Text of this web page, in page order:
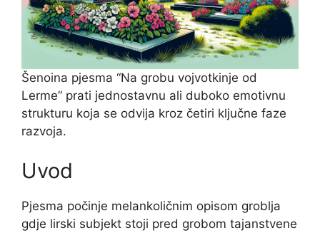
Šenoina pjesma “Na grobu vojvotkinje od
Lerme” prati jednostavnu ali duboko emotivnu
strukturu koja se odvija kroz četiri ključne faze
razvoja.
Uvod
Pjesma počinje melankoličnim opisom groblja
gdje lirski subjekt stoji pred grobom tajanstvene